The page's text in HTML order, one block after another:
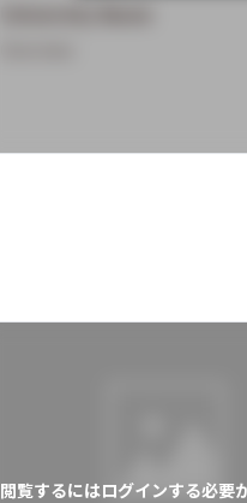
閲覧するにはログインする必要